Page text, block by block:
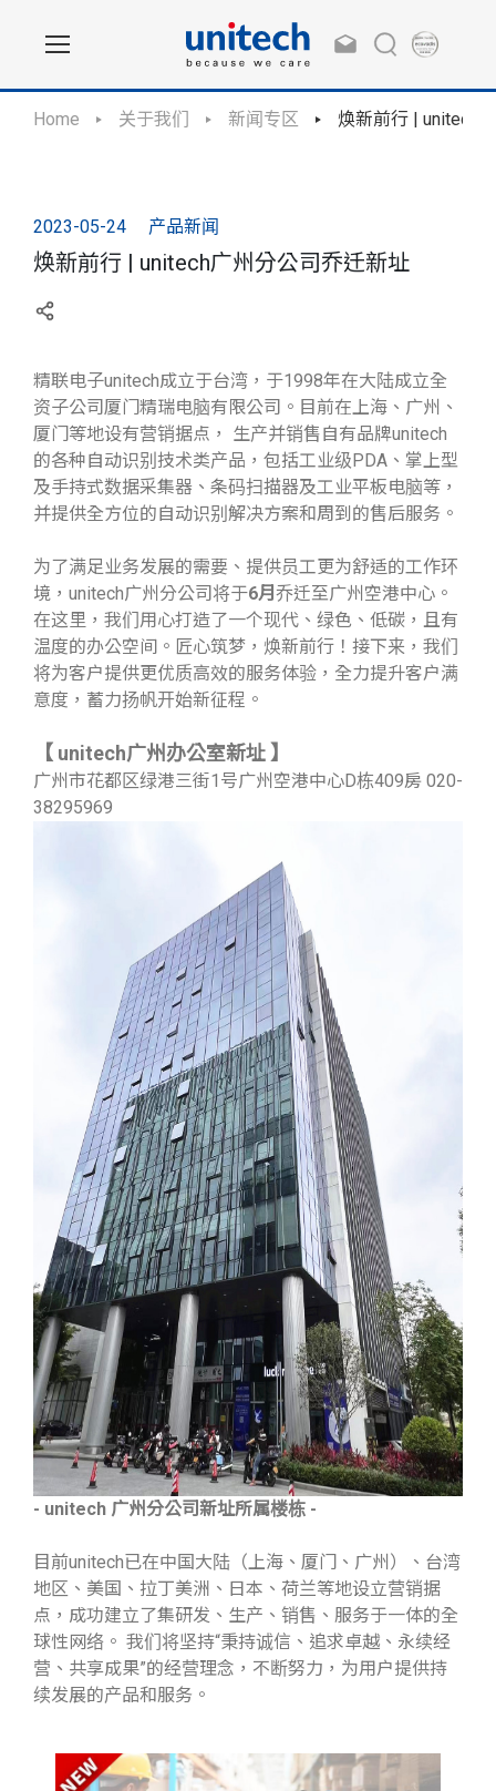
Home 关于我们 新闻专区 焕新前行 | unitech
2023-05-24 产品新闻
焕新前行 | unitech广州分公司乔迁新址
精联电子unitech成立于台湾，于1998年在大陆成立全
资子公司厦门精瑞电脑有限公司。目前在上海、广州、
厦门等地设有营销据点， 生产并销售自有品牌unitech
的各种自动识别技术类产品，包括工业级PDA、掌上型
及手持式数据采集器、条码扫描器及工业平板电脑等，
并提供全方位的自动识别解决方案和周到的售后服务。
为了满足业务发展的需要、提供员工更为舒适的工作环
境，unitech广州分公司将于6月 乔迁至广州空港中心。
在这里，我们用心打造了一个现代、绿色、低碳，且有
温度的办公空间。匠心筑梦，焕新前行！接下来，我们
将为客户提供更优质高效的服务体验，全力提升客户满
意度，蓄力扬帆开始新征程。
【 unitech广州办公室新址 】
广州市花都区绿港三街1号广州空港中心D栋409房 020-
38295969
- unitech 广州分公司新址所属楼栋 -
目前unitech已在中国大陆（上海、厦门、广州）、台湾
地区、美国、拉丁美洲、日本、荷兰等地设立营销据
点，成功建立了集研发、生产、销售、服务于一体的全
球性网络。 我们将坚持“秉持诚信、追求卓越、永续经
营、共享成果”的经营理念，不断努力，为用户提供持
续发展的产品和服务。